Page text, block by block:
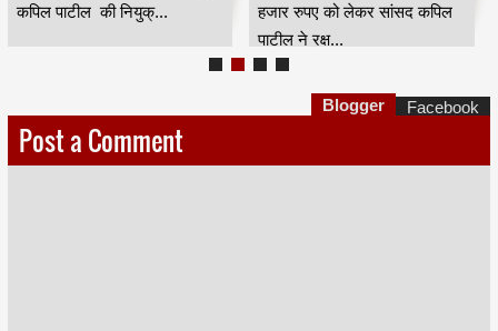
कपिल पाटील की नियुक्...
हजार रुपए को लेकर सांसद कपिल
पाटील ने रक्ष...
Post a Comment
Blogger Facebook